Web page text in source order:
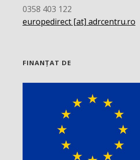
0358 403 122
europedirect [at] adrcentru.ro
FINANȚAT DE